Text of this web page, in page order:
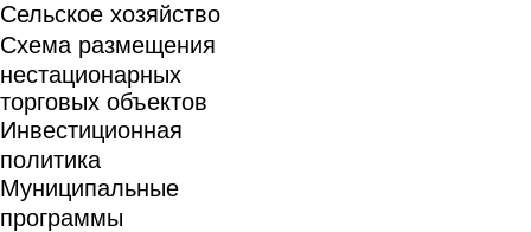
Сельское хозяйство
Схема размещения
нестационарных
торговых объектов
Инвестиционная
политика
Муниципальные
программы